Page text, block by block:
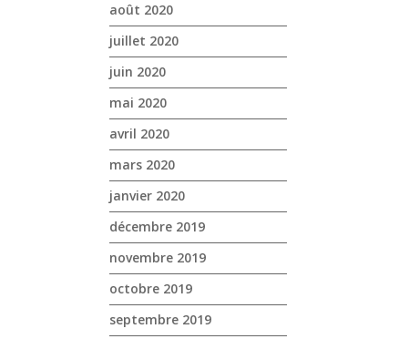
août 2020
juillet 2020
juin 2020
mai 2020
avril 2020
mars 2020
janvier 2020
décembre 2019
novembre 2019
octobre 2019
septembre 2019